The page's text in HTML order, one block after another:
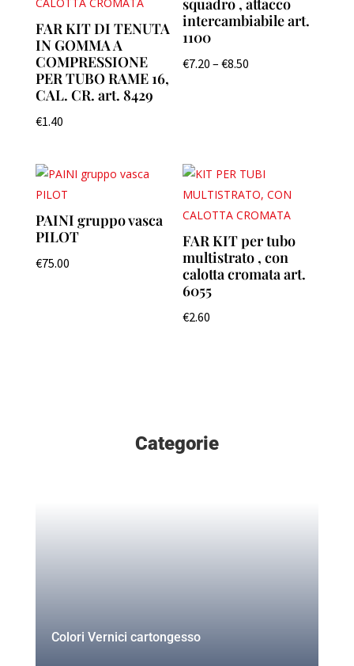
FAR KIT DI TENUTA
IN GOMMA A
COMPRESSIONE
PER TUBO RAME 16,
CAL. CR. art. 8429
€1.40
intercambiabile art.
1100
€7.20 –€8.50
PAINI gruppo vasca
PILOT
€75.00
FAR KIT per tubo
multistrato , con
calotta cromata art.
6055
€2.60
Categorie
Colori Vernici cartongesso